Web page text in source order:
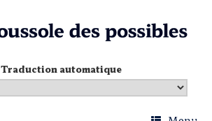
Traduction automatique